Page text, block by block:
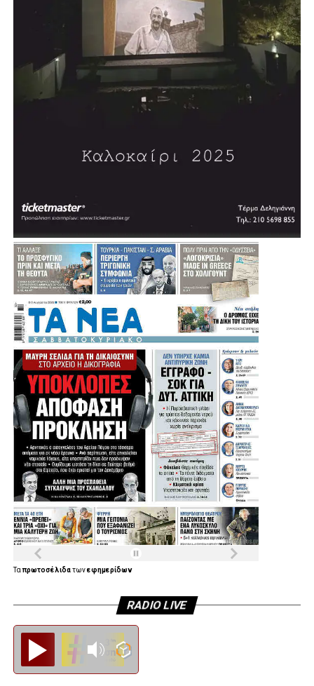
Σύμφωνα με τον σχεδιασμό, η διαδικασία δημοπράτησης
αναμένεται να ξεκινήσει μέσα στη χρονιά, με τον δήμαρχο
πόλη θα διαθέτει ένα σύγχρονο κλειστό κολυμβητήριο.
«Θέλουμε πολύ να το υποστηρίξουμε αυτό και να
δώσουμε μία διέξοδο», σημείωσε, εξηγώντας ότι σήμερα
πολλοί κάτοικοι και παιδιά της Αγίας Βαρβάρας
αναγκάζονται να χρησιμοποιούν κολυμβητήρια γειτονικών
Δήμων.
Μια παρέμβαση που έρχεται να ενισχύσει ακόμη
περισσότερο τις αθλητικές υποδομές της Αγίας Βαρβάρας
και να δώσει νέες δυνατότητες άθλησης στα παιδιά, στους
συλλόγους και συνολικά στους κατοίκους της πόλης.
Η Συνέντευξη του Δημάρχου Αγίας Βαρβάρας:
Ταπρωτοσέλιδατωνεφημερίδων
RADIO LIVE